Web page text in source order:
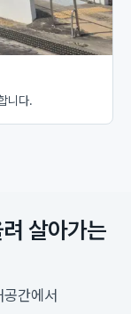
니다.
살아가는
간에서